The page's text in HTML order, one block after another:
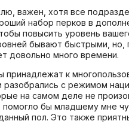
важен, хотя все
набор перков в
повысить уровень
бывают быстрыми,
довольно много времени.
к
с режимом
на самом деле не
бы младшему мне
пол. Это также